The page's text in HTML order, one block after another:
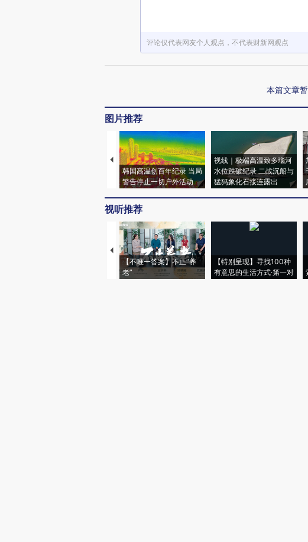
评论仅代表网友个人观点，不代表财新网观点
本篇文章
图片推荐
韩国高温创百年纪录 当局
警告停止一切户外活动
视线｜极端高温致多瑙河
水位跌破纪录 二战沉船与
猛犸象化石接连露出
视听推荐
【不唯一答案】不止“养
老”
【特别呈现】寻找100种
有意思的生活方式·第一对